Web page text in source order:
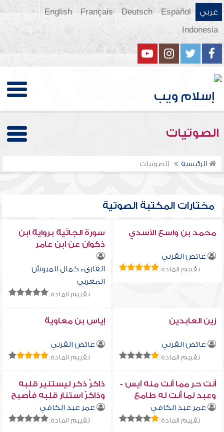
عربي Español
Deutsch
Français
English
Indonesia
الصوتيات
الرئيسية الصوتيات
مختارات المكتبة الصوتية
محمد بن واسع الأسدي
عائض القرني
تقييم المادة:
سورة الجاثية برواية ابن
ذكوان عن ابن عامر
القارىء كمال المروش
المغربي
تقييم المادة:
زين العابدين
عائض القرني
تقييم المادة:
إياس بن معاوية
عائض القرني
تقييم المادة:
أنت حر مما أنت منه آيس -
وعبد لما أنت له طامع
عمر عبد الكافي
تقييم المادة:
ذاكرٌ ذكر ليستنير قلبه
وذاكرٌ استنار قلبه فأصبح
ذاكراًعمر عبد الكافي
تقييم المادة: